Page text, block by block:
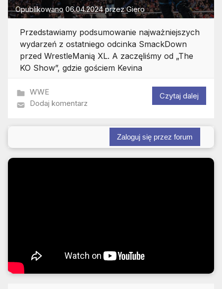
Opublikowano 06.04.2024przezGiero
Przedstawiamy podsumowanie najważniejszych
wydarzeń z ostatniego odcinka SmackDown
przed WrestleManią XL. A zaczęliśmy od „The
KO Show”, gdzie gościem Kevina
WWE
Dodaj komentarz
Czytaj dalej
Zaloguj się przez forum